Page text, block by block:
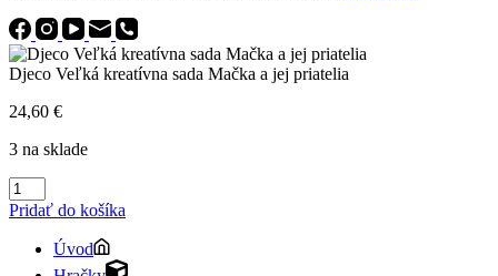
Djeco Veľká kreatívna sada Mačka a jej priatelia
24,60 €
3 na sklade
množstvo
Djeco
kreatívna
Pridať do košíka
Úvod